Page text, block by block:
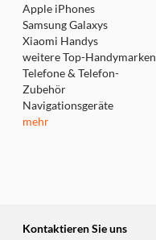
Apple iPhones
Samsung Galaxys
Xiaomi Handys
weitere Top-Handymarken
Telefone & Telefon-
Zubehör
Navigationsgeräte
mehr
Kontaktieren Sie uns